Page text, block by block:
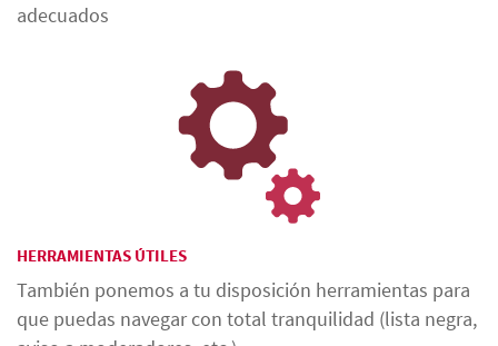
adecuados
HERRAMIENTAS ÚTILES
También ponemos a tu disposición herramientas para
que puedas navegar con total tranquilidad (lista negra,